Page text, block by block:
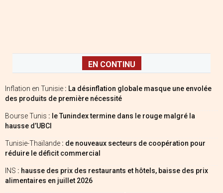
EN CONTINU
Inflation en Tunisie : La désinflation globale masque une envolée
des produits de première nécessité
Bourse Tunis : le Tunindex termine dans le rouge malgré la
hausse d’UBCI
Tunisie-Thaïlande : de nouveaux secteurs de coopération pour
réduire le déficit commercial
INS : hausse des prix des restaurants et hôtels, baisse des prix
alimentaires en juillet 2026